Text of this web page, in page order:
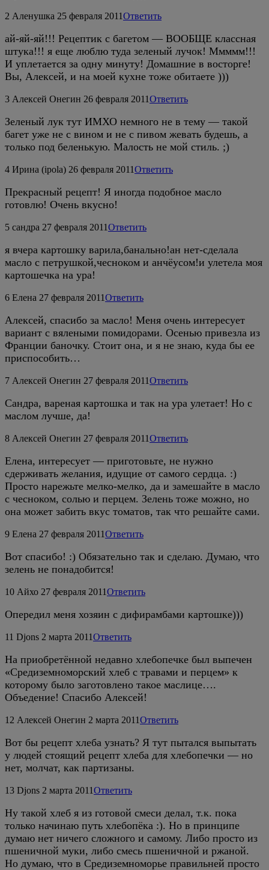
2 Аленушка 25 февраля 2011Ответить
ай-яй-яй!!! Рецептик с багетом — ВООБЩЕ классная
штука!!! я еще люблю туда зеленый лучок! Ммммм!!!
И уплетается за одну минуту! Домашние в восторге!
Вы, Алексей, и на моей кухне тоже обитаете )))
3 Алексей Онегин 26 февраля 2011Ответить
Зеленый лук тут ИМХО немного не в тему — такой
багет уже не с вином и не с пивом жевать будешь, а
только под беленькую. Малость не мой стиль. ;)
4 Ирина (ipola) 26 февраля 2011Ответить
Прекрасный рецепт! Я иногда подобное масло
готовлю! Очень вкусно!
5 сандра 27 февраля 2011Ответить
я вчера картошку варила,банально!ан нет-сделала
масло с петрушкой,чесноком и анчёусом!и улетела моя
картошечка на ура!
6 Елена 27 февраля 2011Ответить
Алексей, спасибо за масло! Меня очень интересует
вариант с вялеными помидорами. Осенью привезла из
Франции баночку. Стоит она, и я не знаю, куда бы ее
приспособить…
7 Алексей Онегин 27 февраля 2011Ответить
Сандра, вареная картошка и так на ура улетает! Но с
маслом лучше, да!
8 Алексей Онегин 27 февраля 2011Ответить
Елена, интересует — приготовьте, не нужно
сдерживать желания, идущие от самого сердца. :)
Просто нарежьте мелко-мелко, да и замешайте в масло
с чесноком, солью и перцем. Зелень тоже можно, но
она может забить вкус томатов, так что решайте сами.
9 Елена 27 февраля 2011Ответить
Вот спасибо! :) Обязательно так и сделаю. Думаю, что
зелень не понадобится!
10 Айхо 27 февраля 2011Ответить
Опередил меня хозяин с дифирамбами картошке)))
11 Djons 2 марта 2011Ответить
На приобретённой недавно хлебопечке был выпечен
«Средиземноморский хлеб с травами и перцем» к
которому было заготовлено такое маслице….
Объедение! Спасибо Алексей!
12 Алексей Онегин 2 марта 2011Ответить
Вот бы рецепт хлеба узнать? Я тут пытался выпытать
у людей стоящий рецепт хлеба для хлебопечки — но
нет, молчат, как партизаны.
13 Djons 2 марта 2011Ответить
Ну такой хлеб я из готовой смеси делал, т.к. пока
только начинаю путь хлебопёка :). Но в принципе
думаю нет ничего сложного и самому. Либо просто из
пшеничной муки, либо смесь пшеничной и ржаной.
Но думаю, что в Средиземноморье правильней просто